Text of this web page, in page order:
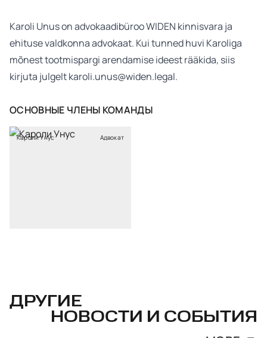
Karoli Unus on advokaadibüroo WIDEN kinnisvara ja
ehituse valdkonna advokaat. Kui tunned huvi Karoliga
mõnest tootmispargi arendamise ideest rääkida, siis
kirjuta julgeltkaroli.unus@widen.legal.
ОСНОВНЫЕ ЧЛЕНЫ КОМАНДЫ
Кароли Унус Адвокат
ДРУГИЕ
НОВОСТИ И СОБЫТИЯ